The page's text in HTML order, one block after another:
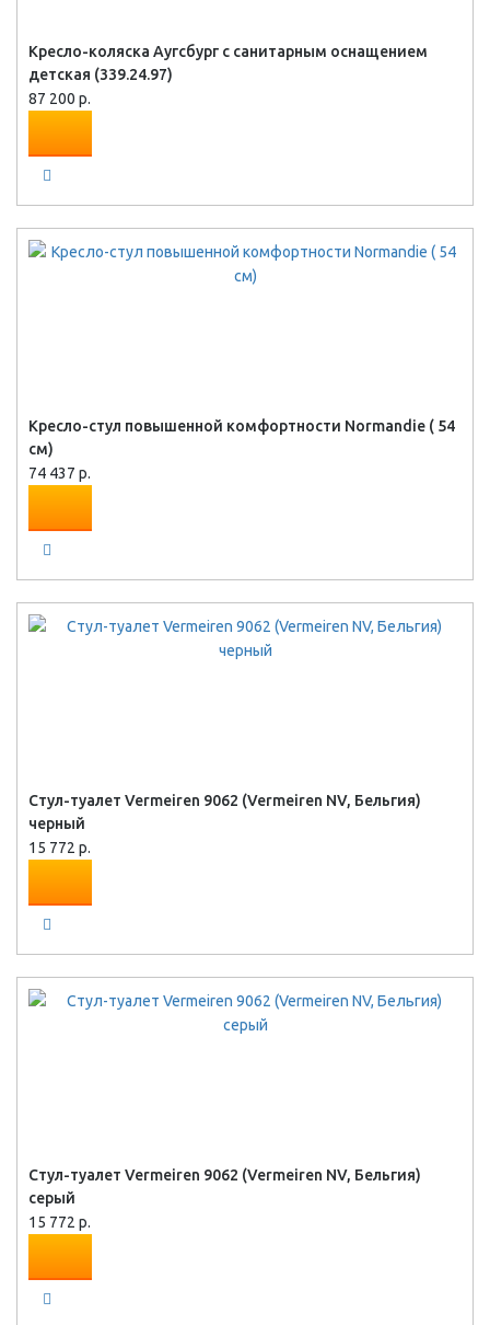
Кресло-коляска Аугсбург с санитарным оснащением
детская (339.24.97)
87 200 р.
Кресло-стул повышенной комфортности Normandie ( 54
см)
74 437 р.
Стул-туалет Vermeiren 9062 (Vermeiren NV, Бельгия)
черный
15 772 р.
Стул-туалет Vermeiren 9062 (Vermeiren NV, Бельгия)
серый
15 772 р.